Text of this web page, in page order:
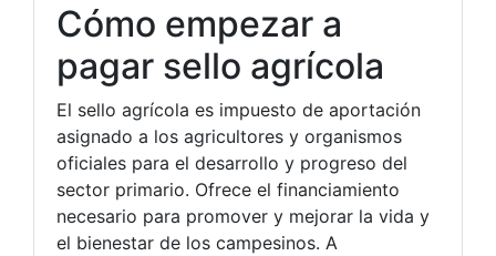
Cómo empezar a
pagar sello agrícola
El sello agrícola es impuesto de aportación
asignado a los agricultores y organismos
oficiales para el desarrollo y progreso del
sector primario. Ofrece el financiamiento
necesario para promover y mejorar la vida y
el bienestar de los campesinos. A